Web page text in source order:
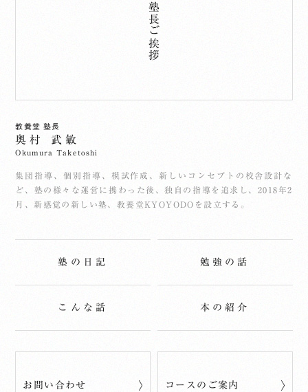
塾長ご挨拶
教養堂 塾長
奥村 武敏
Okumura Taketoshi
集団指導、個別指導、模試作成、新しいコンセプトの校舎設計な
ど、塾の様々な運営に携わった後、独自の指導を追求し、2018年2
月、新感覚の新しい塾、教養堂KYOYODOを設立する。
塾の日記 勉強の話
こんな話 本の紹介
お問い合わせ コースのご案内